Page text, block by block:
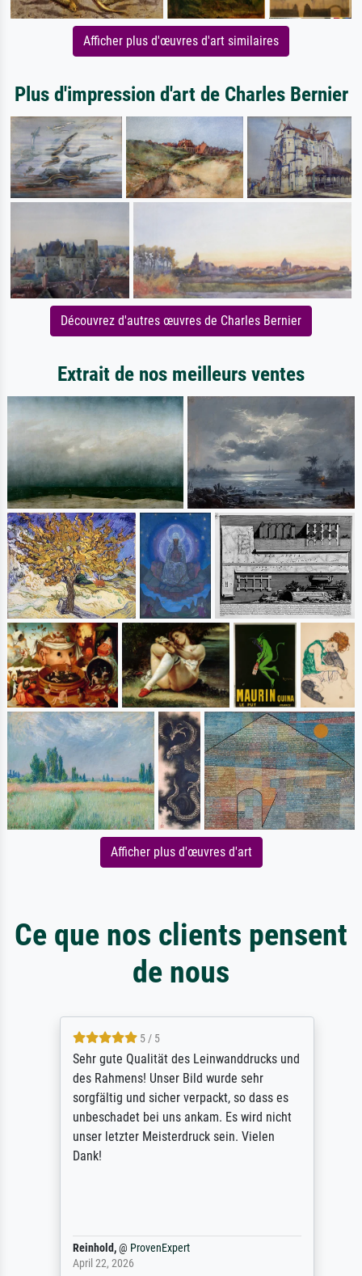
Afficher plus d'œuvres d'art similaires
Plus d'impression d'art de Charles Bernier
Découvrez d'autres œuvres de Charles Bernier
Extrait de nos meilleurs ventes
Afficher plus d'œuvres d'art
Ce que nos clients pensent
de nous
5 / 5
Sehr gute Qualität des Leinwanddrucks und
des Rahmens! Unser Bild wurde sehr
sorgfältig und sicher verpackt, so dass es
unbeschadet bei uns ankam. Es wird nicht
unser letzter Meisterdruck sein. Vielen
Dank!
Reinhold,@ProvenExpert
April 22, 2026